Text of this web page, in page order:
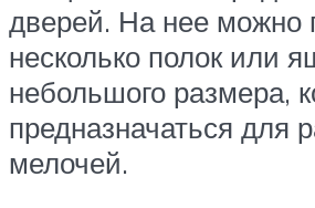
дверей. На нее можно
несколько полок или
небольшого размера,
предназначаться для
мелочей.